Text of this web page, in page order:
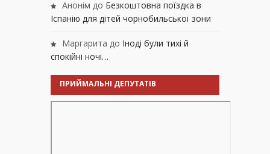
Анонім до Безкоштовна поїздка в
Іспанію для дітей чорнобильської зони
Маргарита до Іноді були тихі й
спокійні ночі…
ПРИЙМАЛЬНІ ДЕПУТАТІВ